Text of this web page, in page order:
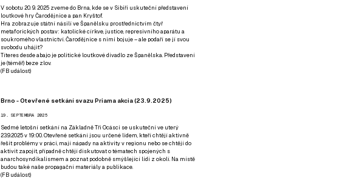
V sobotu 20. 9. 2025 zveme do Brna, kde se v Sibiři uskuteční představení
loutkové hry Čarodějnice a pan Kryštof.
Hra zobrazuje státní násilí ve Španělsku prostřednictvím čtyř
metaforických postav: katolické církve, justice, represivního aparátu a
soukromého vlastnictví. Čarodějnice s nimi bojuje – ale podaří se jí svou
svobodu uhájit?
Títeres desde abajo je politické loutkové divadlo ze Španělska. Představení
je (téměř) beze zlov.
(FB událost)
Brno - Otevřené setkání svazu Priama akcia (23.9.2025)
19. SEPTEMBRA 2025
Sedmé letošní setkání na Základně Tři Ocásci se uskuteční ve uterý
23.9.2025 v 19:00. Otevřené setkání jsou určené lidem, kteří chtějí aktivně
řešit problémy v práci, mají nápady na aktivity v regionu nebo se chtějí do
aktivit zapojit, případně chtějí diskutovat o tématech spojených s
anarchosyndikalismem a poznat podobně smýšlející lidi z okolí. Na místě
budou také naše propagační materiály a publikace.
(FB událost)